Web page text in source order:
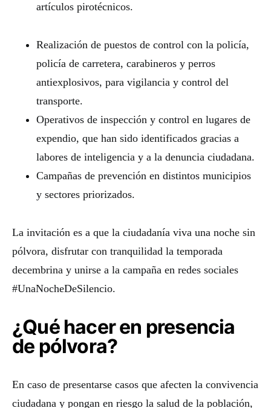
artículos pirotécnicos.
Realización de puestos de control con la policía,
policía de carretera, carabineros y perros
antiexplosivos, para vigilancia y control del
transporte.
Operativos de inspección y control en lugares de
expendio, que han sido identificados gracias a
labores de inteligencia y a la denuncia ciudadana.
Campañas de prevención en distintos municipios
y sectores priorizados.
La invitación es a que la ciudadanía viva una noche sin
pólvora, disfrutar con tranquilidad la temporada
decembrina y unirse a la campaña en redes sociales
#UnaNocheDeSilencio.
¿Qué hacer en presencia
de pólvora?
En caso de presentarse casos que afecten la convivencia
ciudadana y pongan en riesgo la salud de la población,